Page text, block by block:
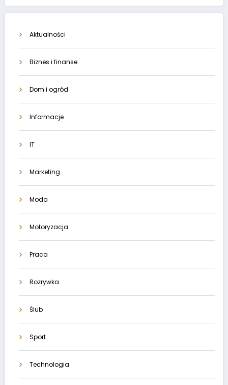
Aktualności
Biznes i finanse
Dom i ogród
Informacje
IT
Marketing
Moda
Motoryzacja
Praca
Rozrywka
Ślub
Sport
Technologia